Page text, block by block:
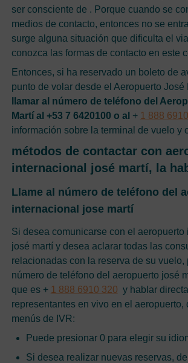
ser consciente de . Porque cuando se
medios de contacto, entonces no se
surge alguna situación que dificulta el
conozca las formas de contacto en este
Entonces, si ha reservado un boleto de
punto de volar desde el Aeropuerto José
llamar al número de teléfono del
Martí al +53 7 6420100 o al + 1 888
información sobre la terminal de vuelo y
métodos de contactar con
internacional josé martí, la
Llame al número de teléfono del
internacional jose martí
Si desea comunicarse con el aeropuerto
josé martí y desea aclarar todas las
relacionadas con la reserva de su vuelo,
número de teléfono del aeropuerto josé
que es + 1 888 6910 320 y hablar
representantes en vivo en el aeropuerto,
menús de IVR:
Puede presionar 0 para elegir su
Si desea realizar nuevas reservas,